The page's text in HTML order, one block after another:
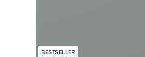
BESTSELLER